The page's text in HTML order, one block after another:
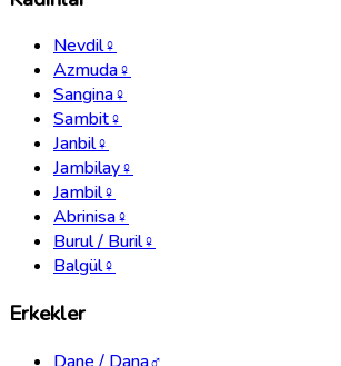
Nevdil♀
Azmuda♀
Sangina♀
Sambit♀
Janbil♀
Jambilay♀
Jambil♀
Abrinisa♀
Burul / Buril♀
Balgül♀
Erkekler